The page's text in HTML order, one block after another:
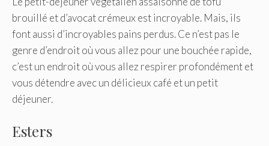
brouillé et d’avocat crémeux est incroyable. Mais, ils
font aussi d’incroyables pains perdus. Ce n’est pas le
genre d’endroit où vous allez pour une bouchée rapide,
c’est un endroit où vous allez respirer profondément et
vous détendre avec un délicieux café et un petit
déjeuner.
Esters